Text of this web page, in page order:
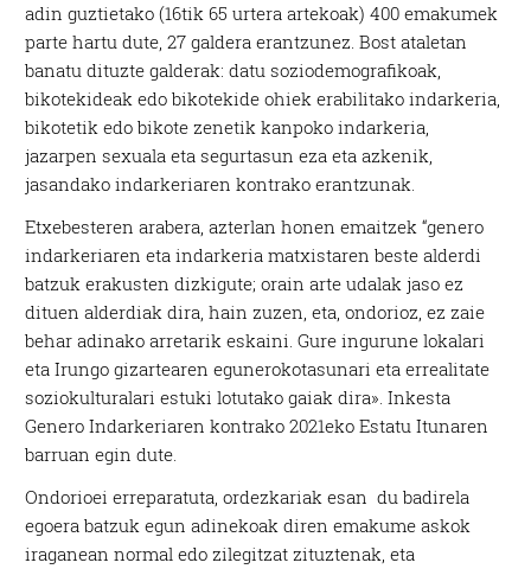
adin guztietako (16tik 65 urtera artekoak) 400 emakumek
parte hartu dute, 27 galdera erantzunez. Bost ataletan
banatu dituzte galderak: datu soziodemografikoak,
bikotekideak edo bikotekide ohiek erabilitako indarkeria,
bikotetik edo bikote zenetik kanpoko indarkeria,
jazarpen sexuala eta segurtasun eza eta azkenik,
jasandako indarkeriaren kontrako erantzunak.
Etxebesteren arabera, azterlan honen emaitzek “genero
indarkeriaren eta indarkeria matxistaren beste alderdi
batzuk erakusten dizkigute; orain arte udalak jaso ez
dituen alderdiak dira, hain zuzen, eta, ondorioz, ez zaie
behar adinako arretarik eskaini. Gure ingurune lokalari
eta Irungo gizartearen egunerokotasunari eta errealitate
soziokulturalari estuki lotutako gaiak dira». Inkesta
Genero Indarkeriaren kontrako 2021eko Estatu Itunaren
barruan egin dute.
Ondorioei erreparatuta, ordezkariak esan du badirela
egoera batzuk egun adinekoak diren emakume askok
iraganean normal edo zilegitzat zituztenak, eta